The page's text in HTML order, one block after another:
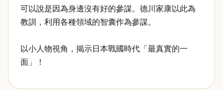
可以說是因為身邊沒有好的參謀。德川家康以此為
教訓，利用各種領域的智囊作為參謀。
以小人物視角，揭示日本戰國時代「最真實的一
面」！